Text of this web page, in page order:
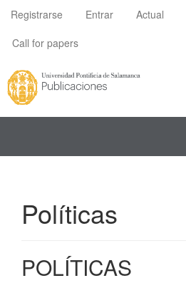
principal
principal
lateral
Registrarse Entrar Actual
Call for papers
Políticas
POLÍTICAS